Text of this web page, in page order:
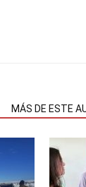
MÁS DE ESTE